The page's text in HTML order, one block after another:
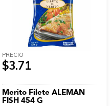
PRECIO
$3.71
Merito Filete ALEMAN
FISH 454 G